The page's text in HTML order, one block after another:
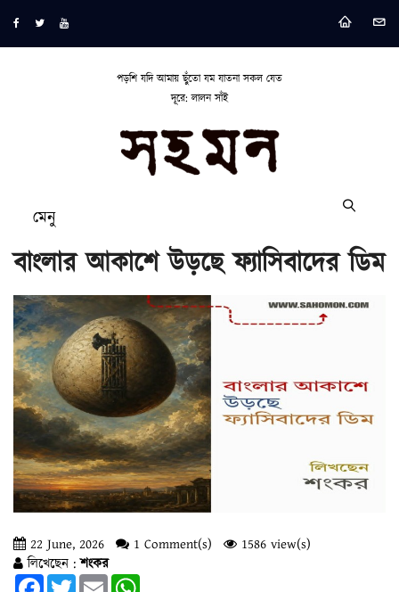
পড়শি যদি আমায় ছুঁতো যম যাতনা সকল যেত
দূরে: লালন সাঁই
মেনু
বাংলার আকাশে উড়ছে ফ্যাসিবাদের ডিম
22 June, 2026 1 Comment(s)
1586 view(s)
লিখেছেন :শংকর
FacebookTwitterEmail